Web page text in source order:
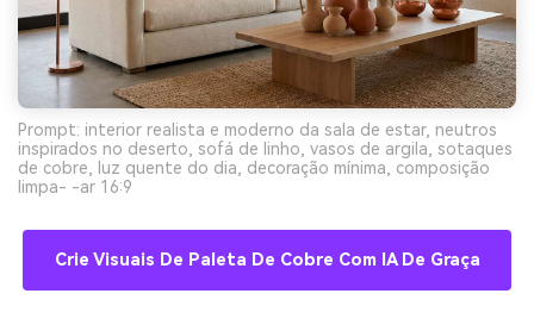
Prompt: interior realista e moderno da sala de estar, neutros
inspirados no deserto, sofá de linho, vasos de argila, sotaques
de cobre, luz quente do dia, decoração mínima, composição
limpa- -ar 16:9
Crie Visuais De Paleta De Cobre Com IA De Graça